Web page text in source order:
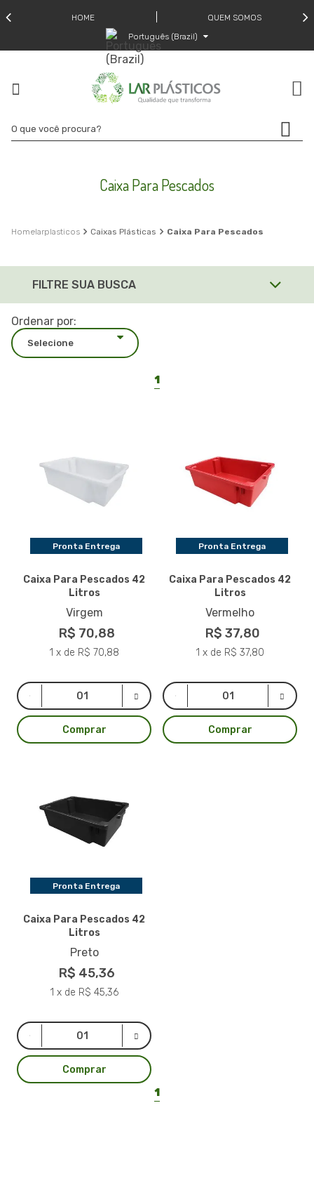
HOME
QUEM SOMOS
Português (Brazil)
Caixa Para Pescados
larplasticos Caixas Plásticas Caixa Para Pescados
FILTRE SUA BUSCA
Ordenar por:
1
Pronta Entrega
Caixa Para Pescados 42
Litros
Virgem
R$ 70,88
1 x de R$ 70,88
Comprar
Pronta Entrega
Caixa Para Pescados 42
Litros
Vermelho
R$ 37,80
1 x de R$ 37,80
Comprar
Pronta Entrega
Caixa Para Pescados 42
Litros
Preto
R$ 45,36
1 x de R$ 45,36
Comprar
1